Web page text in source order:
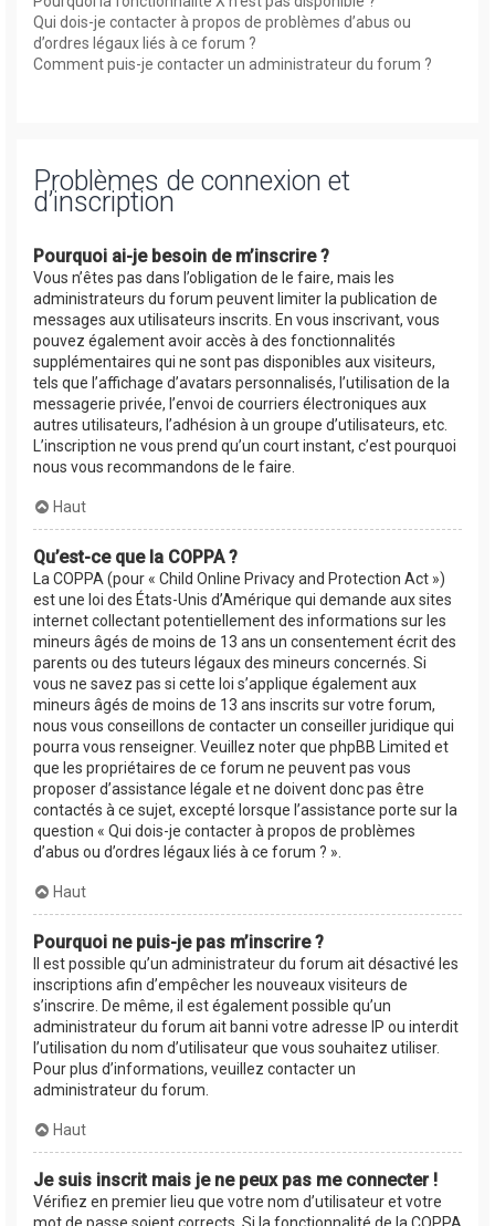
Qui dois-je contacter à propos de problèmes d’abus ou
d’ordres légaux liés à ce forum ?
Comment puis-je contacter un administrateur du forum ?
Problèmes de connexion et
d’inscription
Pourquoi ai-je besoin de m’inscrire ?
Vous n’êtes pas dans l’obligation de le faire, mais les
administrateurs du forum peuvent limiter la publication de
messages aux utilisateurs inscrits. En vous inscrivant, vous
pouvez également avoir accès à des fonctionnalités
supplémentaires qui ne sont pas disponibles aux visiteurs,
tels que l’affichage d’avatars personnalisés, l’utilisation de la
messagerie privée, l’envoi de courriers électroniques aux
autres utilisateurs, l’adhésion à un groupe d’utilisateurs, etc.
L’inscription ne vous prend qu’un court instant, c’est pourquoi
nous vous recommandons de le faire.
Haut
Qu’est-ce que la COPPA ?
La COPPA (pour « Child Online Privacy and Protection Act »)
est une loi des États-Unis d’Amérique qui demande aux sites
internet collectant potentiellement des informations sur les
mineurs âgés de moins de 13 ans un consentement écrit des
parents ou des tuteurs légaux des mineurs concernés. Si
vous ne savez pas si cette loi s’applique également aux
mineurs âgés de moins de 13 ans inscrits sur votre forum,
nous vous conseillons de contacter un conseiller juridique qui
pourra vous renseigner. Veuillez noter que phpBB Limited et
que les propriétaires de ce forum ne peuvent pas vous
proposer d’assistance légale et ne doivent donc pas être
contactés à ce sujet, excepté lorsque l’assistance porte sur la
question « Qui dois-je contacter à propos de problèmes
d’abus ou d’ordres légaux liés à ce forum ? ».
Haut
Pourquoi ne puis-je pas m’inscrire ?
Il est possible qu’un administrateur du forum ait désactivé les
inscriptions afin d’empêcher les nouveaux visiteurs de
s’inscrire. De même, il est également possible qu’un
administrateur du forum ait banni votre adresse IP ou interdit
l’utilisation du nom d’utilisateur que vous souhaitez utiliser.
Pour plus d’informations, veuillez contacter un
administrateur du forum.
Haut
Je suis inscrit mais je ne peux pas me connecter !
Vérifiez en premier lieu que votre nom d’utilisateur et votre
mot de passe soient corrects. Si la fonctionnalité de la COPPA